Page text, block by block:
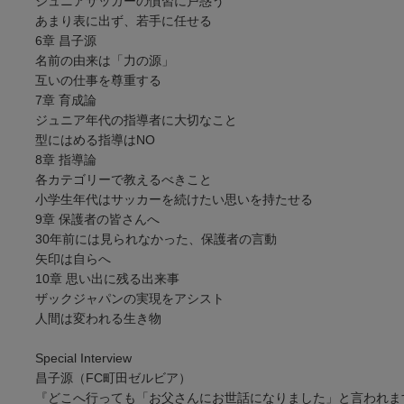
あまり表に出ず、若手に任せる
6章 昌子源
名前の由来は「力の源」
互いの仕事を尊重する
7章 育成論
ジュニア年代の指導者に大切なこと
型にはめる指導はNO
8章 指導論
各カテゴリーで教えるべきこと
小学生年代はサッカーを続けたい思いを持たせる
9章 保護者の皆さんへ
30年前には見られなかった、保護者の言動
矢印は自らへ
10章 思い出に残る出来事
ザックジャパンの実現をアシスト
人間は変われる生き物
Special Interview
昌子源（FC町田ゼルビア）
『どこへ行っても「お父さんにお世話になりました」と言われ